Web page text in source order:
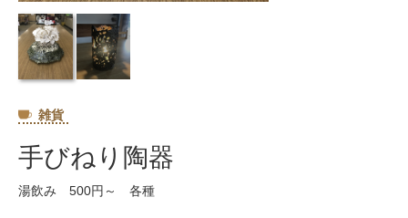
雑貨
手びねり陶器
湯飲み 500円～ 各種